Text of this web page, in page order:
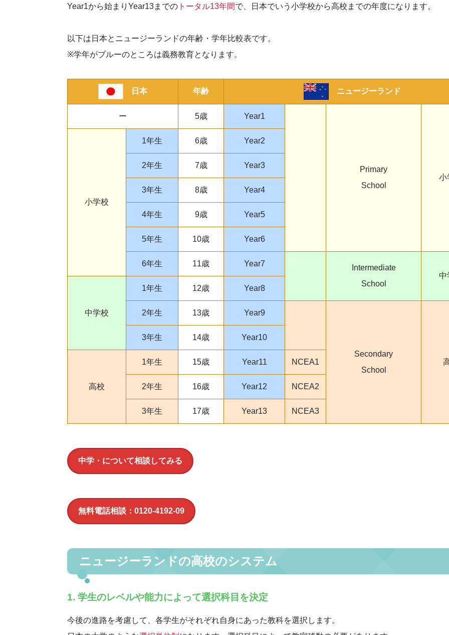
Year1から始まりYear13までの トータル13年間で、日本でいう小学校から高校までの年度になります。
以下は日本とニュージーランドの年齢・学年比較表です。
※学年がブルーのところは義務教育となります。
日本 年齢 ニュージーランド
ー 5歳 Year1
Primary
School
小
小学校
1年生 6歳 Year2
2年生 7歳 Year3
3年生 8歳 Year4
4年生 9歳 Year5
5年生 10歳 Year6
6年生 11歳 Year7
Intermediate
School
中
中学校
1年生 12歳 Year8
2年生 13歳 Year9
Secondary
School
3年生 14歳 Year10
高校
1年生 15歳 Year11 NCEA1
2年生 16歳 Year12 NCEA2
3年生 17歳 Year13 NCEA3
中学・について相談してみる
無料電話相談：0120-4192-09
ニュージーランドの高校のシステム
1. 学生のレベルや能力によって選択科目を決定
今後の進路を考慮して、各学生がそれぞれ自身にあった教科を選択します。